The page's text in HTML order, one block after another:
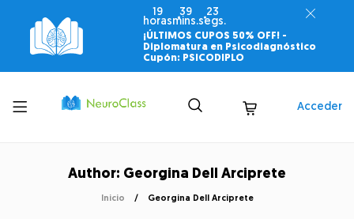
19
horas
39
mins.
22
segs.
¡ÚLTIMOS CUPOS 50% OFF! -
Diplomatura en Psicodiagnóstico
Cupón: PSICODIPLO
Toggle
menu
Acceder
Author: Georgina Dell Arciprete
Inicio Georgina Dell Arciprete